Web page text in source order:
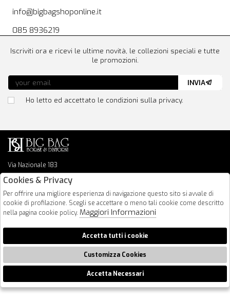
info@bigbagshoponline.it
085 8936219
Via Nazionale 183
64026 Roseto Degli Abruzzi
info@bigbagshoponline.it
follow us
Iscriviti ora e ricevi le ultime novità, le collezioni speciali e tutte
le promozioni.
Ho letto ed accettato le condizioni sulla privacy.
INVIA
2026 BigBag - P.iva : 00916940679 Powered by
🍪
Cookies & Privacy
Per offrire una migliore esperienza di navigazione questo sito si avvale di
cookie di profilazione. Scegli se accettare o meno tali cookie come descritto
nella pagina cookie policy. Maggiori Informazioni
Accetta tutti i cookie
Customizza Cookies
Accetta Necessari